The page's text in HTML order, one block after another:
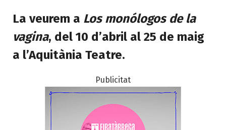
La veurem a Los monólogos de la
vagina, del 10 d’abril al 25 de maig
a l’Aquitània Teatre.
Publicitat